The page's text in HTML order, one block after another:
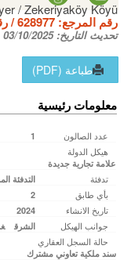
/ Zekeriyaköy Köyü
رقم المرجع:628977
/
تحديث التاريخ:03/10/2025
طباعة (PDF)
معلومات رئيسية
عدد الصالون 1
هيكل الدولة
علامة تجارية جديدة
تدفئة التدفئة
بأي طابق 2
تاريخ الانشاء 2024
جوانب الهيكل الشرق
حالة السجل العقاري
سند ملكية تعاوني مشترك